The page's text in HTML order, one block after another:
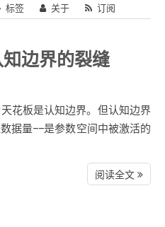
标签 关于 订阅
边界的裂缝
花板是认知边界。但认知边界
据量——是参数空间中被激活的
阅读全文